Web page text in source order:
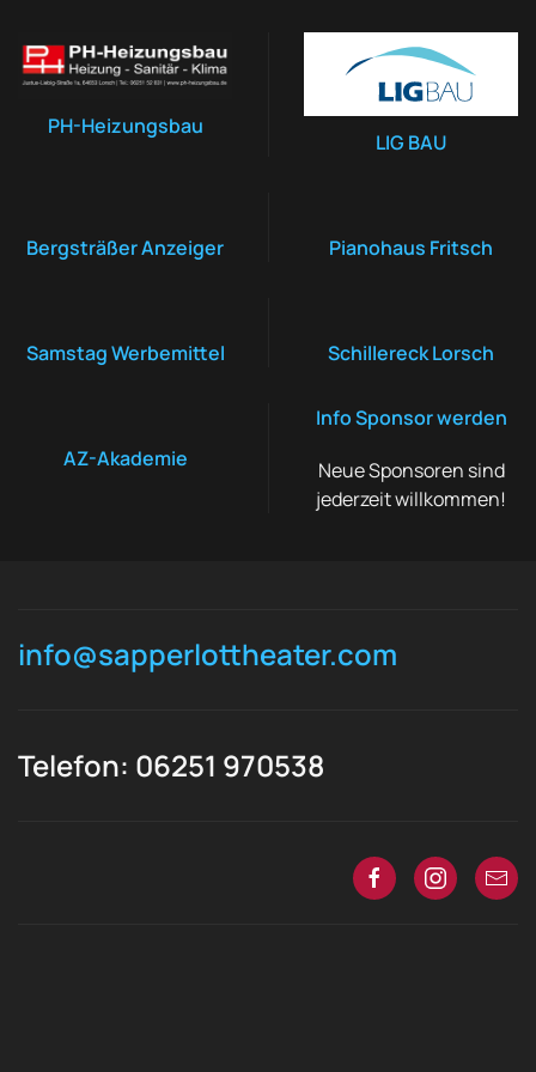
PH-Heizungsbau
LIG BAU
Bergsträßer Anzeiger Pianohaus Fritsch
Samstag Werbemittel Schillereck Lorsch
AZ-Akademie
Info Sponsor werden
Neue Sponsoren sind
jederzeit willkommen!
info@sapperlottheater.com
Telefon: 06251 970538